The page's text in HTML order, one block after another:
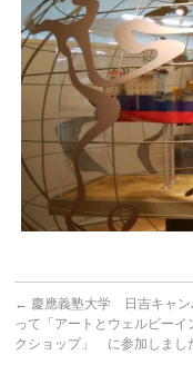
← 慶應義塾大学 日吉キャン
って「アートとウェルビーイ
クショップ」 に参加しまし